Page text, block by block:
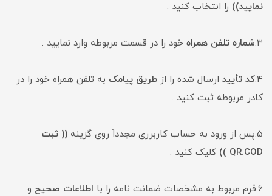
نمایید)) را انتخاب کنید .
3. شماره تلفن همراه خود را در قسمت مربوطه وارد نمایید .
4.کد تأیید ارسال شده را از طریق پیامک به تلفن همراه خود را در
کادر مربوطه ثبت کنید .
5.پس از ورود به حساب کاربرری مجدداَ روی گزینه
(( ثبت
QR.COD ))
کلیک کنید .
6.فرم مربوط به مشخصات ضمانت نامه را با اطلاعات صحیح و